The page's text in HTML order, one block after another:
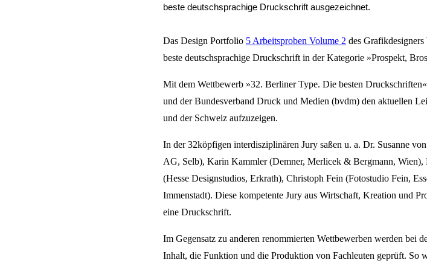
beste deutschsprachige Druckschrift ausgezeichnet.
Das Design Portfolio 5 Arbeitsproben Volume 2 des
beste deutschsprachige Druckschrift in der Kategorie »Prospekt,
Mit dem Wettbewerb »32. Berliner Type. Die besten
und der Bundesverband Druck und Medien (bvdm) den aktuellen
und der Schweiz aufzuzeigen.
In der 32köpfigen interdisziplinären Jury saßen u. a. Dr. Susanne
AG, Selb), Karin Kammler (Demner, Merlicek & Bergmann,
(Hesse Designstudios, Erkrath), Christoph Fein (Fotostudio Fein,
Immenstadt). Diese kompetente Jury aus Wirtschaft, Kreation und
eine Druckschrift.
Im Gegensatz zu anderen renommierten Wettbewerben werden bei
Inhalt, die Funktion und die Produktion von Fachleuten geprüft. So